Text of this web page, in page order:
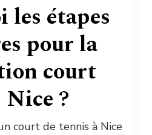
les étapes
pour la
court
?
court de tennis à Nice